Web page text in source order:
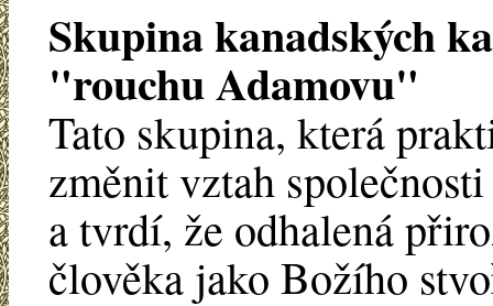
Skupina kanadských
"rouchu Adamovu"
Tato skupina, která
změnit vztah
a tvrdí, že odhalená
člověka jako Božího